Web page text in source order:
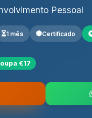
Pessoal
1 mês Certificado
€17